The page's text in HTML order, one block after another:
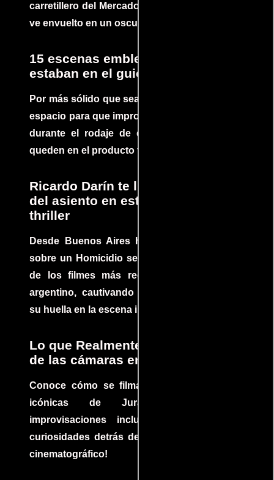
carretillero del Mercado 4 de Asunción que se
ve envuelto en un oscuro mundo de crimen
15 escenas emblemáticas que no
estaban en el guion
Por más sólido que sea un guión siempre hay
espacio para que improvisaciones que se dan
durante el rodaje de determinadas escenas
queden en el producto final.
Ricardo Darín te llevará al borde
del asiento en este increíble
thriller
Desde Buenos Aires hasta el mundo, Tesis
sobre un Homicidio se ha convertido en uno
de los filmes más recomendados del cine
argentino, cautivando audiencias y dejando
su huella en la escena internacional.
Lo que Realmente Sucedió detrás
de las cámaras en Jurassic Park
Conoce cómo se filmaron algunas escenas
icónicas de Jurassic Park, con
improvisaciones incluidas. ¡Descubre las
curiosidades detrás del rodaje de un clásico
cinematográfico!